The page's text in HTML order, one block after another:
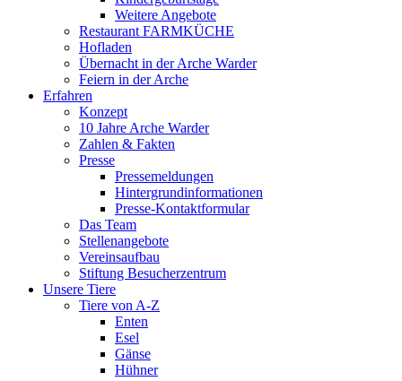
Weitere Angebote
Restaurant FARMKÜCHE
Hofladen
Übernacht in der Arche Warder
Feiern in der Arche
Erfahren
Konzept
10 Jahre Arche Warder
Zahlen & Fakten
Presse
Pressemeldungen
Hintergrundinformationen
Presse-Kontaktformular
Das Team
Stellenangebote
Vereinsaufbau
Stiftung Besucherzentrum
Unsere Tiere
Tiere von A-Z
Enten
Esel
Gänse
Hühner